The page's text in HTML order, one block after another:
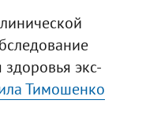
экс-
Тимошенко